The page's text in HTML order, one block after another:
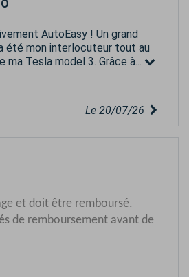
AutoEasy ! Un grand
été mon interlocuteur tout au
ma Tesla model 3. Grâce à...
Le 20/07/26